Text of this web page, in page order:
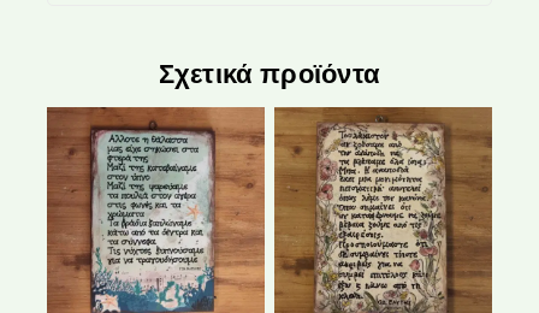
Σχετικά προϊόντα